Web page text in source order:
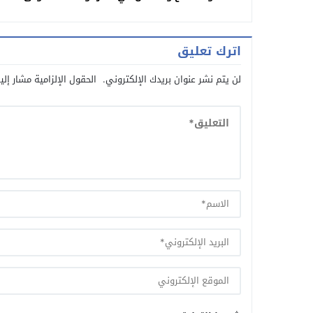
اترك تعليق
لن يتم نشر عنوان بريدك الإلكتروني. الحقول الإلزامية مشار